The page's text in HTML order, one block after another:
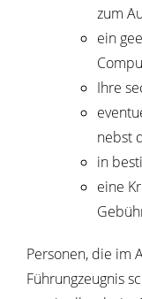
zum
ein
Ihre
nebst
in
eine
Personen, die im
Führungzeugnis